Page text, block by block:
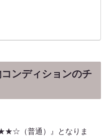
ンディションのチ
（普通）』となりま